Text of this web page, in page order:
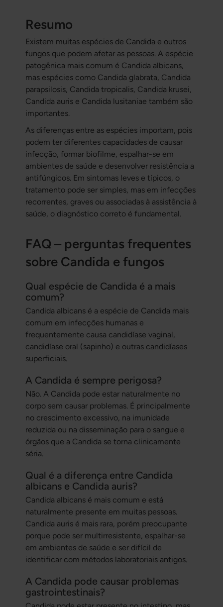
Resumo
Existem muitas espécies de Candida e outros
fungos que podem afetar as pessoas. A espécie
patogênica mais comum é Candida albicans,
mas espécies como Candida glabrata, Candida
parapsilosis, Candida tropicalis, Candida krusei,
Candida aurise Candida lusitaniae também são
importantes.
As diferenças entre as espécies importam, pois
podem ter diferentes capacidades de causar
infecção, formar biofilme, espalhar-se em
ambientes de saúde e desenvolver resistência a
antifúngicos. Em sintomas leves e típicos, o
tratamento pode ser simples, mas em infecções
recorrentes, graves ou associadas à assistência à
saúde, o diagnóstico correto é fundamental.
FAQ – perguntas frequentes
sobre Candida e fungos
Qual espécie de Candida é a mais
comum?
Candida albicansé a espécie de Candida mais
comum em infecções humanas e
frequentemente causa candidíase vaginal,
candidíase oral (sapinho) e outras candidíases
superficiais.
A Candida é sempre perigosa?
Não. A Candida pode estar naturalmente no
corpo sem causar problemas. É principalmente
no crescimento excessivo, na imunidade
reduzida ou na disseminação para o sangue e
órgãos que a Candida se torna clinicamente
séria.
Qual é a diferença entre Candida
albicans e Candida auris?
Candida albicansé mais comum e está
naturalmente presente em muitas pessoas.
Candida aurisé mais rara, porém preocupante
porque pode ser multirresistente, espalhar-se
em ambientes de saúde e ser difícil de
identificar com métodos laboratoriais antigos.
A Candida pode causar problemas
gastrointestinais?